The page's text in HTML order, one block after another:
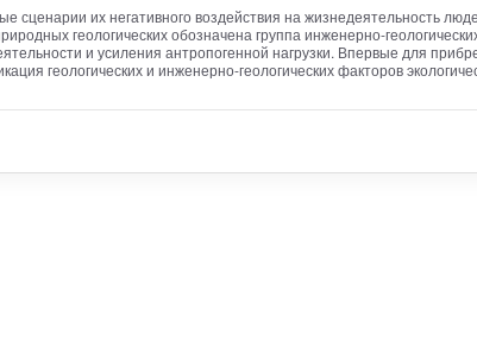
сценарии их негативного воздействия на жизнедеятельность
геологических обозначена группа инженерно-
и усиления антропогенной нагрузки. Впервые для
геологических и инженерно-геологических факторов